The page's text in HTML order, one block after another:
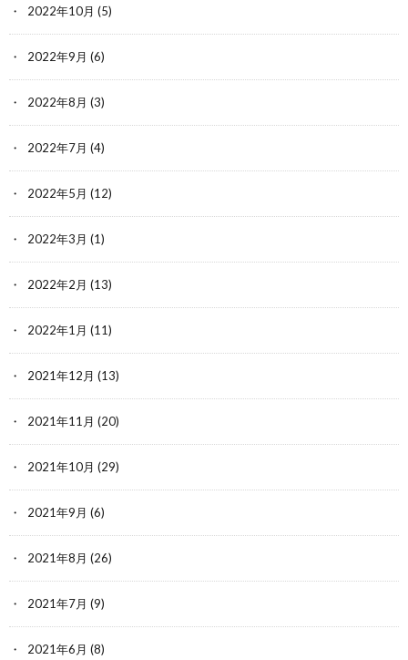
2022年10月 (5)
2022年9月 (6)
2022年8月 (3)
2022年7月 (4)
2022年5月 (12)
2022年3月 (1)
2022年2月 (13)
2022年1月 (11)
2021年12月 (13)
2021年11月 (20)
2021年10月 (29)
2021年9月 (6)
2021年8月 (26)
2021年7月 (9)
2021年6月 (8)